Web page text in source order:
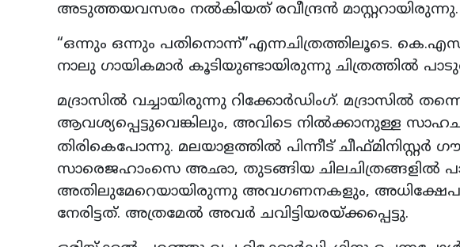
അടുത്തയവസരം നൽകിയത് രവീന്ദ്രൻ മാസ്റ്ററായിരുന്നു.
“ഒന്നും ഒന്നും പതിനൊന്ന്”എന്നചിത്രത്തിലൂടെ.
നാലു ഗായികമാർ കൂടിയുണ്ടായിരുന്നു ചിത്രത്തിൽ
മദ്രാസിൽ വച്ചായിരുന്നു റിക്കോർഡിംഗ്. മദ്രാസിൽ
ആവശ്യപ്പെട്ടുവെങ്കിലും, അവിടെ നിൽക്കാനുള്ള
തിരികെപോന്നു. മലയാളത്തിൽ പിന്നീട് ചീഫ്മിനിസ്റ്റർ
സാരെജഹാംസെ അഛാ, തുടങ്ങിയ ചിലചിത്രങ്ങളിൽ
അതിലുമേറെയായിരുന്നു അവഗണനകളും,
നേരിട്ടത്. അത്രമേൽ അവർ ചവിട്ടിയരയ്ക്കപ്പെട്ടു.